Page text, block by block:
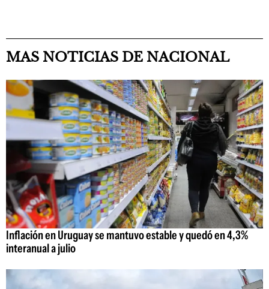
MAS NOTICIAS DE NACIONAL
Inflación en Uruguay se mantuvo estable y quedó en 4,3%
interanual a julio